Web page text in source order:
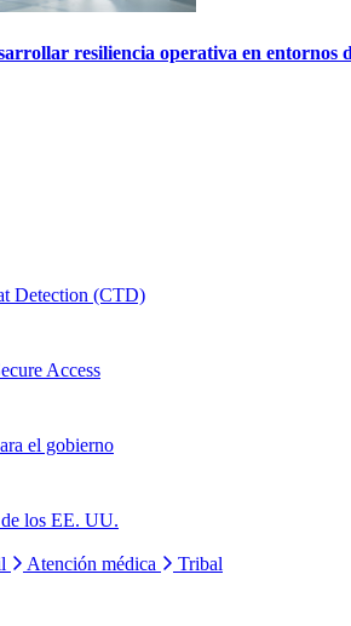
resiliencia operativa en entornos
Detection (CTD)
Access
el gobierno
los EE. UU.
Atención médica Tribal